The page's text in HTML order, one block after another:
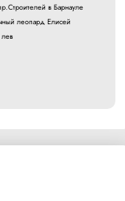
в Барнауле
леопард Елисей
лев